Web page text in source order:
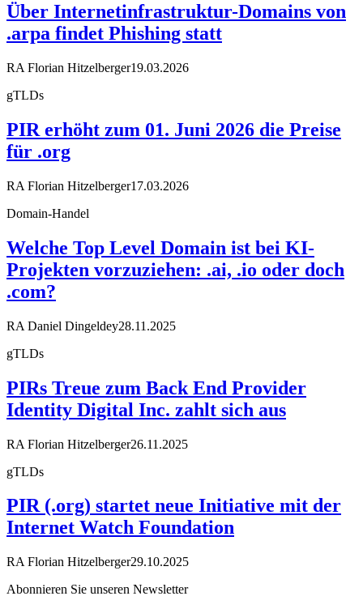
Über Internetinfrastruktur-Domains von
.arpa findet Phishing statt
RA Florian Hitzelberger19.03.2026
gTLDs
PIR erhöht zum 01. Juni 2026 die Preise
für .org
RA Florian Hitzelberger17.03.2026
Domain-Handel
Welche Top Level Domain ist bei KI-
Projekten vorzuziehen: .ai, .io oder doch
.com?
RA Daniel Dingeldey28.11.2025
gTLDs
PIRs Treue zum Back End Provider
Identity Digital Inc. zahlt sich aus
RA Florian Hitzelberger26.11.2025
gTLDs
PIR (.org) startet neue Initiative mit der
Internet Watch Foundation
RA Florian Hitzelberger29.10.2025
Abonnieren Sie unseren Newsletter